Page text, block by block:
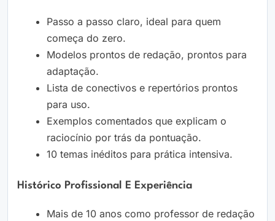
Passo a passo claro, ideal para quem
começa do zero.
Modelos prontos de redação, prontos para
adaptação.
Lista de conectivos e repertórios prontos
para uso.
Exemplos comentados que explicam o
raciocínio por trás da pontuação.
10 temas inéditos para prática intensiva.
Histórico Profissional E Experiência
Mais de 10 anos como professor de redação